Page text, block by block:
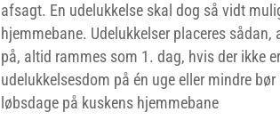
afsagt. En udelukkelse skal dog så vidt
hjemmebane. Udelukkelser placeres
på, altid rammes som 1. dag, hvis der ikke
udelukkelsesdom på én uge eller mindre
løbsdage på kuskens hjemmebane